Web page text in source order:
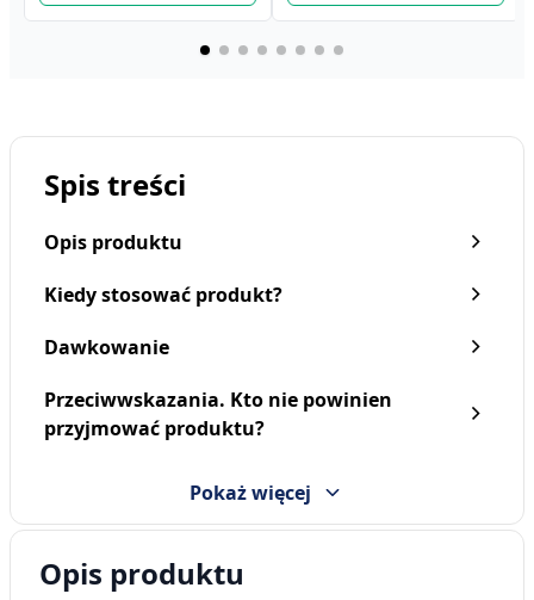
Hascosept, 1,5 mg/g,
aerozol do stosowania w
Hascosept smak
cytrynowo-miodowy, 3
20,99 zł
Spis treści
Opis produktu
Kiedy stosować produkt?
Dawkowanie
Przeciwwskazania. Kto nie powinien
przyjmować produktu?
Pokaż więcej
Opis produktu